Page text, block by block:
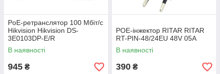
PoE-ретранслятор 100 Мбіт/с
Hikvision Hikvision DS-
3E0103DP-E/R
В наявності
945 ₴
POE-інжектор RITAR RITAR
RT-PIN-48/24EU 48V 05A
В наявності
390 ₴